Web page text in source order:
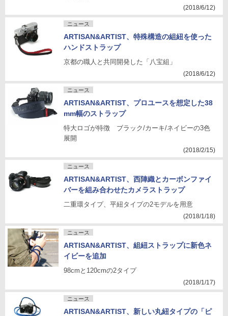
(2018/6/12)
ニュース
ARTISAN&ARTIST、特殊構造の組紐を使った
ハンドストラップ
京都の職人と共同開発した「八宝組」
(2018/6/12)
ニュース
ARTISAN&ARTIST、プロユースを想定した38
mm幅のストラップ
特大ロゴが特徴 ブラック/カーキ/ネイビーの3色
展開
(2018/2/15)
ニュース
ARTISAN&ARTIST、西陣織とカーボンファイ
バーを組み合わせたカメラストラップ
二重環タイプ、平紐タイプの2モデルを用意
(2018/1/18)
ニュース
ARTISAN&ARTIST、組紐ストラップに新色ネ
イビーを追加
98cmと120cmの2タイプ
(2018/1/17)
ニュース
ARTISAN&ARTIST、新しい丸紐タイプの「ピ